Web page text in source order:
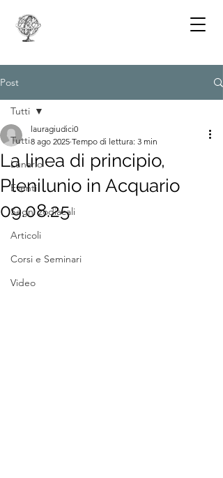
Post
Tutti
Lunario
Eventi
Segni zodiacali
Articoli
Corsi e Seminari
Video
Tutti
La linea di principio,
Plenilunio in Acquario
09.08.25
lauragiudici0
8 ago 2025 Tempo di lettura: 3 min